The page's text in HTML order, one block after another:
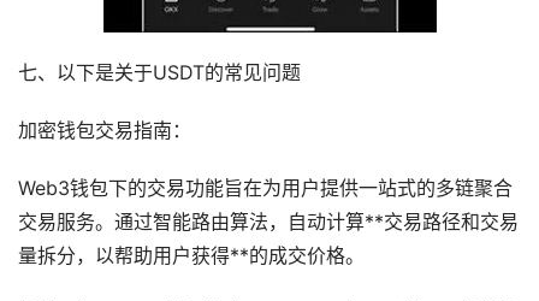
七、以下是关于USDT的常见问题
加密钱包交易指南：
Web3钱包下的交易功能旨在为用户提供一站式的多链聚合
交易服务。通过智能路由算法，自动计算**交易路径和交易
量拆分，以帮助用户获得**的成交价格。